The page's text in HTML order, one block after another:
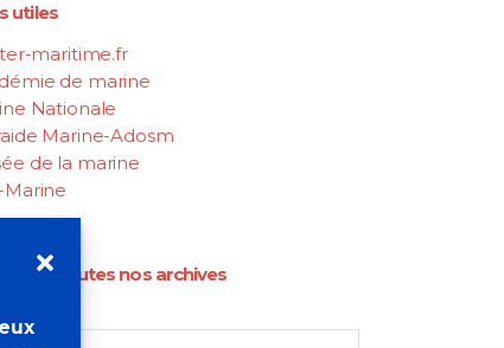
utiles
maritime.fr
de marine
Nationale
Marine-Adosm
de la marine
Marine
toutes nos archives